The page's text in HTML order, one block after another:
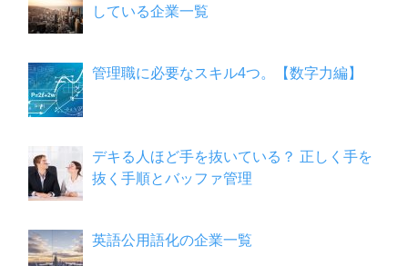
している企業一覧
管理職に必要なスキル4つ。【数字力編】
デキる人ほど手を抜いている？ 正しく手を
抜く手順とバッファ管理
英語公用語化の企業一覧